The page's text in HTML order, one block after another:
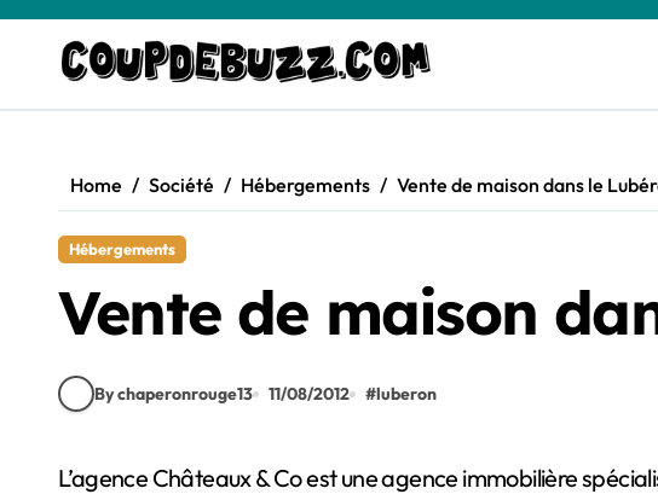
content
Home Société Hébergements Vente de maison dans le
Hébergements
Vente de maison
By chaperonrouge13 11/08/2012 #luberon
L’agence Châteaux & Co est une agence immobilière